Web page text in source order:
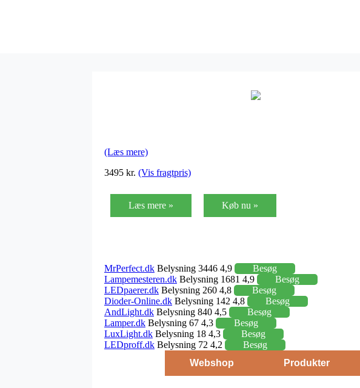
(Læs mere)
3495 kr. (Vis fragtpris)
Læs mere » Køb nu »
MrPerfect.dk Belysning 3446 4,9
Besøg
Lampemesteren.dk Belysning 1681 4,9
Besøg
LEDpaerer.dk Belysning 260 4,8
Besøg
Dioder-Online.dk Belysning 142 4,8
Besøg
AndLight.dk Belysning 840 4,5
Besøg
Lamper.dk Belysning 67 4,3
Besøg
LuxLight.dk Belysning 18 4,3
Besøg
LEDproff.dk Belysning 72 4,2
Besøg
Webshop
Produkter